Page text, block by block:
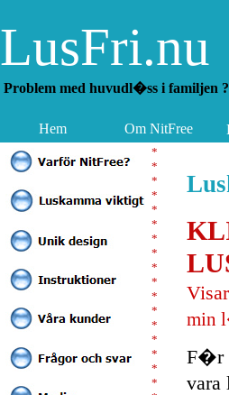
LusFri.nu
Problem med huvudl�ss i
Hem Om NitFree
*
*
*
*
*
*
*
*
*
*
*
*
*
*
*
*
*
Visar
min
F�r
vara